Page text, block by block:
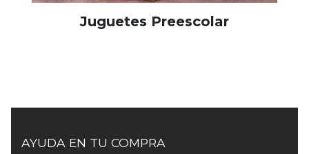
Juguetes Preescolar
AYUDA EN TU COMPRA